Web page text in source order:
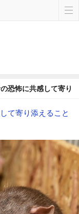
恐怖に共感して寄り
て寄り添えること